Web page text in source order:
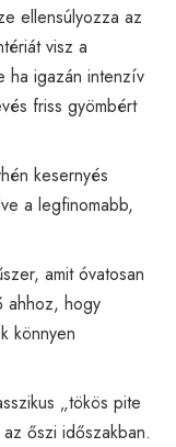
ellensúlyozza az
visz a
ha igazán intenzív
friss gyömbért
kesernyés
a legfinomabb,
amit óvatosan
ahhoz, hogy
könnyen
„tökös pite
őszi időszakban.